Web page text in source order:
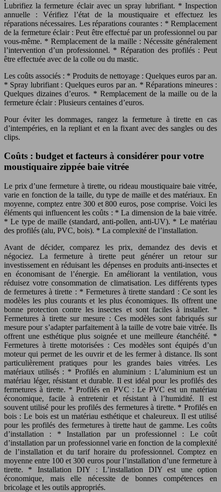
Lubrifiez la fermeture éclair avec un spray lubrifiant. * Inspection
annuelle : Vérifiez l’état de la moustiquaire et effectuez les
réparations nécessaires. Les réparations courantes : * Remplacement
de la fermeture éclair : Peut être effectué par un professionnel ou par
vous-même. * Remplacement de la maille : Nécessite généralement
l’intervention d’un professionnel. * Réparation des profilés : Peut
être effectuée avec de la colle ou du mastic.
Les coûts associés : * Produits de nettoyage : Quelques euros par an.
* Spray lubrifiant : Quelques euros par an. * Réparations mineures :
Quelques dizaines d’euros. * Remplacement de la maille ou de la
fermeture éclair : Plusieurs centaines d’euros.
Pour éviter les dommages, rangez la fermeture à tirette en cas
d’intempéries, en la repliant et en la fixant avec des sangles ou des
clips.
Coûts : budget et facteurs à considérer pour votre
moustiquaire zippée baie vitrée
Le prix d’une fermeture à tirette, ou rideau moustiquaire baie vitrée,
varie en fonction de la taille, du type de maille et des matériaux. En
moyenne, comptez entre 300 et 800 euros, pose comprise. Voici les
éléments qui influencent les coûts : * La dimension de la baie vitrée.
* Le type de maille (standard, anti-pollen, anti-UV). * Le matériau
des profilés (alu, PVC, bois). * La complexité de l’installation.
Avant de décider, comparez les prix, demandez des devis et
négociez. La fermeture à tirette peut générer un retour sur
investissement en réduisant les dépenses en produits anti-insectes et
en économisant de l’énergie. En améliorant la ventilation, vous
réduisez votre consommation de climatisation. Les différents types
de fermetures à tirette : * Fermetures à tirette standard : Ce sont les
modèles les plus courants et les plus économiques. Ils offrent une
bonne protection contre les insectes et sont faciles à installer. *
Fermetures à tirette sur mesure : Ces modèles sont fabriqués sur
mesure pour s’adapter parfaitement à la taille de votre baie vitrée. Ils
offrent une esthétique plus soignée et une meilleure étanchéité. *
Fermetures à tirette motorisées : Ces modèles sont équipés d’un
moteur qui permet de les ouvrir et de les fermer à distance. Ils sont
particulièrement pratiques pour les grandes baies vitrées. Les
matériaux utilisés : * Profilés en aluminium : L’aluminium est un
matériau léger, résistant et durable. Il est idéal pour les profilés des
fermetures à tirette. * Profilés en PVC : Le PVC est un matériau
économique, facile à entretenir et résistant à l’humidité. Il est
souvent utilisé pour les profilés des fermetures à tirette. * Profilés en
bois : Le bois est un matériau esthétique et chaleureux. Il est utilisé
pour les profilés des fermetures à tirette haut de gamme. Les coûts
d’installation : * Installation par un professionnel : Le coût
d’installation par un professionnel varie en fonction de la complexité
de l’installation et du tarif horaire du professionnel. Comptez en
moyenne entre 100 et 300 euros pour l’installation d’une fermeture à
tirette. * Installation DIY : L’installation DIY est une option
économique, mais elle nécessite de bonnes compétences en
bricolage et les outils appropriés.